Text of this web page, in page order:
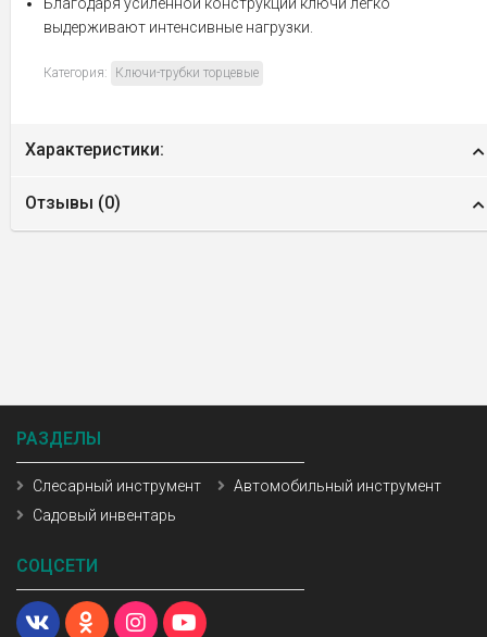
выдерживают интенсивные нагрузки.
Категория: Ключи-трубки торцевые
Характеристики:
Отзывы (0)
РАЗДЕЛЫ
Слесарный инструмент
Автомобильный инструмент
Садовый инвентарь
СОЦСЕТИ